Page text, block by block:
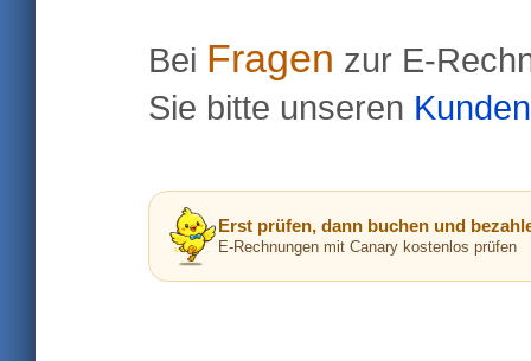
Bei Fragen zur E-
Sie bitte unseren
Erst prüfen, dann buchen und
E-Rechnungen mit Canary kostenlos prüfen